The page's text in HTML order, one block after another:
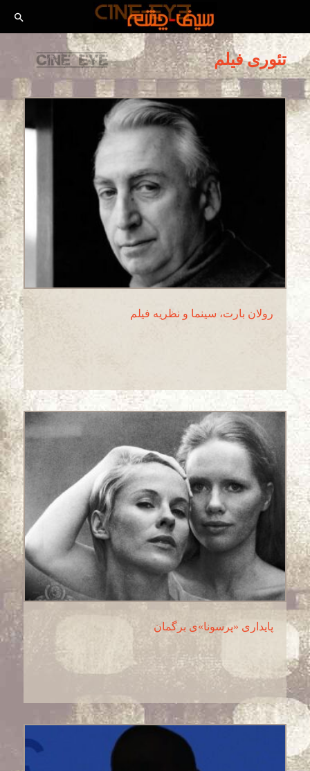
تئوری فیلم
رولان بارت، سینما و نظریه فیلم
پایداری «پرسونا»ی برگمان